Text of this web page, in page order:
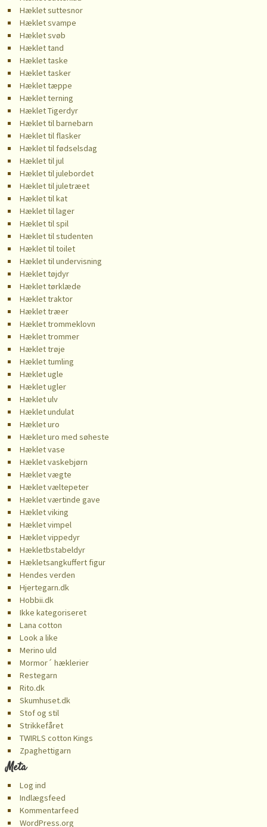
Hæklet suttesnor
Hæklet svampe
Hæklet svøb
Hæklet tand
Hæklet taske
Hæklet tasker
Hæklet tæppe
Hæklet terning
Hæklet Tigerdyr
Hæklet til barnebarn
Hæklet til flasker
Hæklet til fødselsdag
Hæklet til jul
Hæklet til julebordet
Hæklet til juletræet
Hæklet til kat
Hæklet til lager
Hæklet til spil
Hæklet til studenten
Hæklet til toilet
Hæklet til undervisning
Hæklet tøjdyr
Hæklet tørklæde
Hæklet traktor
Hæklet træer
Hæklet trommeklovn
Hæklet trommer
Hæklet trøje
Hæklet tumling
Hæklet ugle
Hæklet ugler
Hæklet ulv
Hæklet undulat
Hæklet uro
Hæklet uro med søheste
Hæklet vase
Hæklet vaskebjørn
Hæklet vægte
Hæklet væltepeter
Hæklet værtinde gave
Hæklet viking
Hæklet vimpel
Hæklet vippedyr
Hækletbstabeldyr
Hækletsangkuffert figur
Hendes verden
Hjertegarn.dk
Hobbii.dk
Ikke kategoriseret
Lana cotton
Look a like
Merino uld
Mormor´ hæklerier
Restegarn
Rito.dk
Skumhuset.dk
Stof og stil
Strikkefåret
TWIRLS cotton Kings
️Zpaghettigarn
Meta
Log ind
Indlægsfeed
Kommentarfeed
WordPress.org